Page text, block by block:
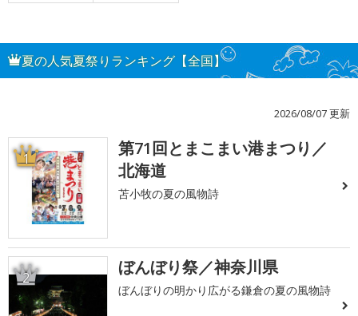
夏の人気夏祭りランキング【全国】
2026/08/07 更新
1
第71回とまこまい港まつり／
北海道
苫小牧の夏の風物詩
2 ぼんぼり祭／神奈川県
ぼんぼりの明かり広がる鎌倉の夏の風物詩